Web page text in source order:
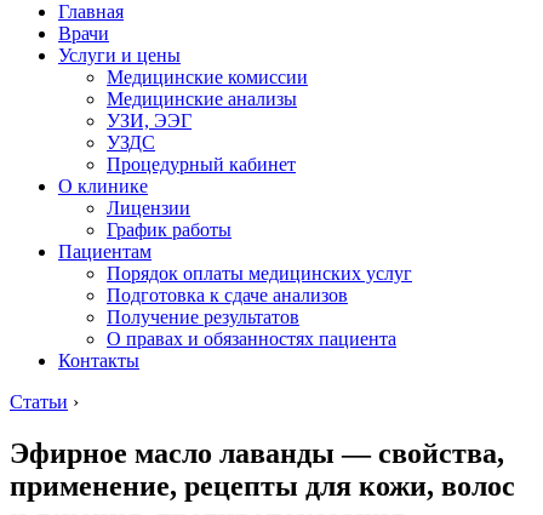
Главная
Врачи
Услуги и цены
Медицинские комиссии
Медицинские анализы
УЗИ, ЭЭГ
УЗДС
Процедурный кабинет
О клинике
Лицензии
График работы
Пациентам
Порядок оплаты медицинских услуг
Подготовка к сдаче анализов
Получение результатов
О правах и обязанностях пациента
Контакты
Статьи ›
Эфирное масло лаванды — свойства,
применение, рецепты для кожи, волос